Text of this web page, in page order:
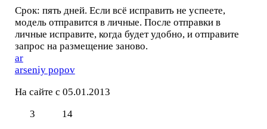
Срок: пять дней. Если всё исправить не успеете,
модель отправится в личные. После отправки в
личные исправите, когда будет удобно, и отправите
запрос на размещение заново.
ar
arseniy popov
На сайте с 05.01.2013
3
14